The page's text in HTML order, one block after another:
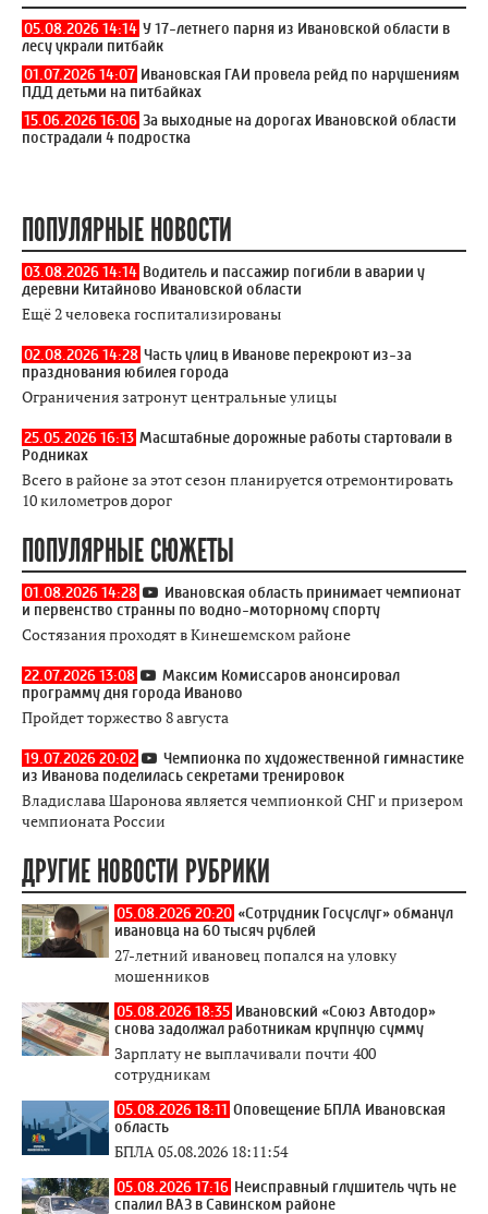
05.08.2026 14:14 У 17-летнего парня из Ивановской области в
лесу украли питбайк
01.07.2026 14:07 Ивановская ГАИ провела рейд по нарушениям
ПДД детьми на питбайках
15.06.2026 16:06 За выходные на дорогах Ивановской области
пострадали 4 подростка
ПОПУЛЯРНЫЕ НОВОСТИ
03.08.2026 14:14 Водитель и пассажир погибли в аварии у
деревни Китайново Ивановской области
Ещё 2 человека госпитализированы
02.08.2026 14:28 Часть улиц в Иванове перекроют из-за
празднования юбилея города
Ограничения затронут центральные улицы
25.05.2026 16:13 Масштабные дорожные работы стартовали в
Родниках
Всего в районе за этот сезон планируется отремонтировать
10 километров дорог
ПОПУЛЯРНЫЕ СЮЖЕТЫ
01.08.2026 14:28
Ивановская область принимает чемпионат
и первенство странны по водно-моторному спорту
Состязания проходят в Кинешемском районе
22.07.2026 13:08
Максим Комиссаров анонсировал
программу дня города Иваново
Пройдет торжество 8 августа
19.07.2026 20:02
Чемпионка по художественной гимнастике
из Иванова поделилась секретами тренировок
Владислава Шаронова является чемпионкой СНГ и призером
чемпионата России
ДРУГИЕ НОВОСТИ РУБРИКИ
05.08.2026 20:20 «Сотрудник Госуслуг» обманул
ивановца на 60 тысяч рублей
27-летний ивановец попался на уловку
мошенников
05.08.2026 18:35 Ивановский «Союз Автодор»
снова задолжал работникам крупную сумму
Зарплату не выплачивали почти 400
сотрудникам
05.08.2026 18:11 Оповещение БПЛА Ивановская
область
БПЛА 05.08.2026 18:11:54
05.08.2026 17:16 Неисправный глушитель чуть не
спалил ВАЗ в Савинском районе